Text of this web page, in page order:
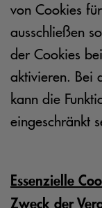
von Cookies
ausschließen
der Cookies
aktivieren. Bei
kann die
eingeschränkt
Essenzielle
Zweck der